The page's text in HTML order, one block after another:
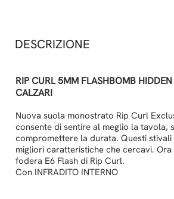
DESCRIZIONE
RIP CURL 5MM FLASHBOMB HIDDEN
CALZARI
Nuova suola monostrato Rip Curl
consente di sentire al meglio la tavola,
compromettere la durata. Questi
migliori caratteristiche che cercavi.
fodera E6 Flash di Rip Curl.
Con INFRADITO INTERNO